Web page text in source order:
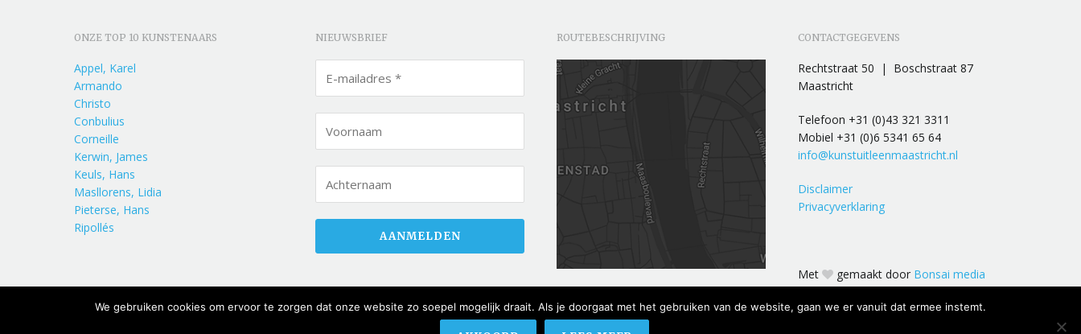
ONZE TOP 10 KUNSTENAARS
Appel, Karel
Armando
Christo
Conbulius
Corneille
Kerwin, James
Keuls, Hans
Masllorens, Lidia
Pieterse, Hans
Ripollés
NIEUWSBRIEF ROUTEBESCHRIJVING CONTACTGEGEVENS
Rechtstraat 50 | Boschstraat 87
Maastricht
Telefoon +31 (0)43 321 3311
Mobiel +31 (0)6 5341 65 64
info@kunstuitleenmaastricht.nl
Disclaimer
Privacyverklaring
Met gemaakt door Bonsai media
We gebruiken cookies om ervoor te zorgen dat onze website zo soepel mogelijk draait. Als je doorgaat met het gebruiken van de website, gaan we er vanuit dat ermee instemt.